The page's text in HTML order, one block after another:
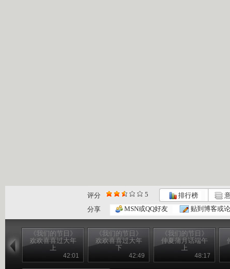
评分 5 排行榜
分享
MSN或QQ好友 贴到博客或
《我们的节日》
欢欢喜喜过大年
上
42:01
《我们的节日》
欢欢喜喜过大年
下
42:49
《我们的节日》
仲夏蒲月话端午
上
48:17